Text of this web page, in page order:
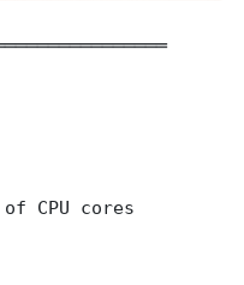
CPU cores